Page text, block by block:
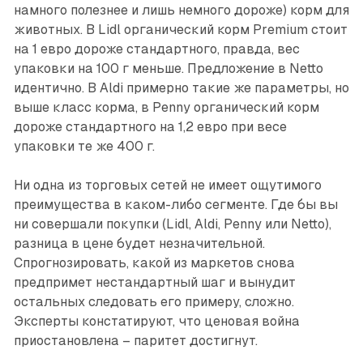
намного полезнее и лишь немного дороже) корм для
животных. В Lidl органический корм Premium стоит
на 1 евро дороже стандартного, правда, вес
упаковки на 100 г меньше. Предложение в Netto
идентично. В Aldi примерно такие же параметры, но
выше класс корма, в Penny органический корм
дороже стандартного на 1,2 евро при весе
упаковки те же 400 г.
Ни одна из торговых сетей не имеет ощутимого
преимущества в каком-либо сегменте. Где бы вы
ни совершали покупки (Lidl, Aldi, Penny или Netto),
разница в цене будет незначительной.
Спрогнозировать, какой из маркетов снова
предпримет нестандартный шаг и вынудит
остальных следовать его примеру, сложно.
Эксперты констатируют, что ценовая война
приостановлена – паритет достигнут.